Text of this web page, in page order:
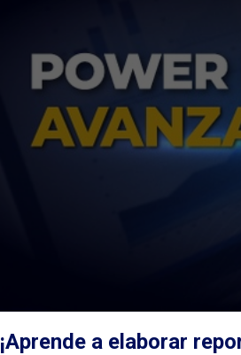
¡Aprende a elaborar